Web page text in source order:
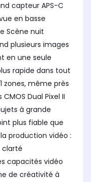
capteur APS-C
en basse
Scène nuit
plusieurs images
en une seule
rapide dans tout
zones, même près
Dual Pixel II
à grande
plus fiable que
production vidéo :
clarté
capacités vidéo
de créativité à